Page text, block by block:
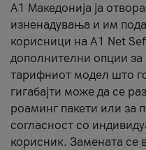
А1 Македонија ја
изненадувања и им
корисници на A1 Net
дополнителни опции за
тарифниот модел што
гигабајти може да се
роаминг пакети или за
согласност со
корисник. Замената се